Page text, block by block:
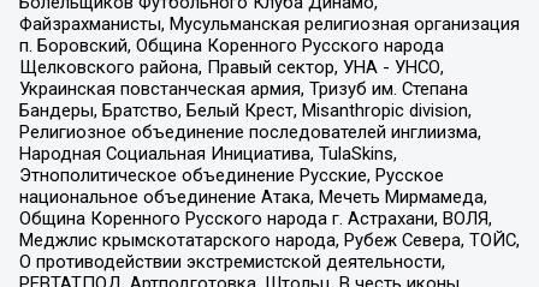
Файзрахманисты, Мусульманская религиозная организация
п. Боровский, Община Коренного Русского народа
Щелковского района, Правый сектор, УНА - УНСО,
Украинская повстанческая армия, Тризуб им. Степана
Бандеры, Братство, Белый Крест, Misanthropic division,
Религиозное объединение последователей инглиизма,
Народная Социальная Инициатива, TulaSkins,
Этнополитическое объединение Русские, Русское
национальное объединение Атака, Мечеть Мирмамеда,
Община Коренного Русского народа г. Астрахани, ВОЛЯ,
Меджлис крымскотатарского народа, Рубеж Севера, ТОЙС,
О противодействии экстремистской деятельности,